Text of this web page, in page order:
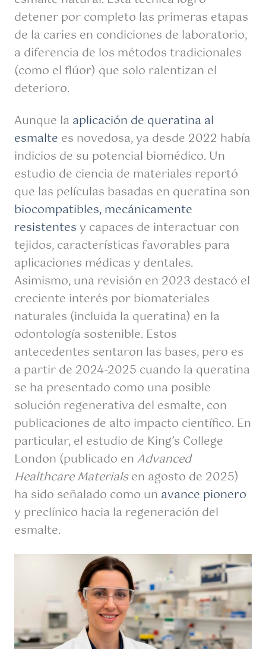
detener por completo las primeras etapas
de la caries en condiciones de laboratorio,
a diferencia de los métodos tradicionales
(como el flúor) que solo ralentizan el
deterioro.
Aunque la aplicación de queratina al
esmalte es novedosa, ya desde 2022 había
indicios de su potencial biomédico. Un
estudio de ciencia de materiales reportó
que las películas basadas en queratina son
biocompatibles, mecánicamente
resistentes y capaces de interactuar con
tejidos, características favorables para
aplicaciones médicas y dentales.
Asimismo, una revisión en 2023 destacó el
creciente interés por biomateriales
naturales (incluida la queratina) en la
odontología sostenible. Estos
antecedentes sentaron las bases, pero es
a partir de 2024-2025 cuando la queratina
se ha presentado como una posible
solución regenerativa del esmalte, con
publicaciones de alto impacto científico. En
particular, el estudio de King’s College
London (publicado enAdvanced
Healthcare Materialsen agosto de 2025)
ha sido señalado como un avance pionero
y preclínico hacia la regeneración del
esmalte.